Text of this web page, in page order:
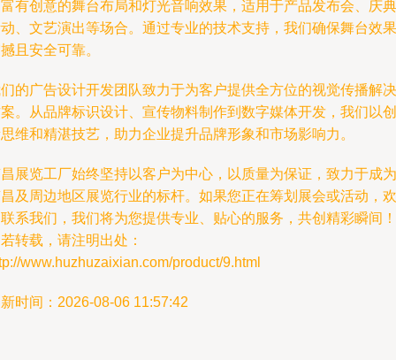
有创意的舞台布局和灯光音响效果，适用于产品发布会、庆典
、文艺演出等场合。通过专业的技术支持，我们确保舞台效果
且安全可靠。
的广告设计开发团队致力于为客户提供全方位的视觉传播解决
。从品牌标识设计、宣传物料制作到数字媒体开发，我们以创
维和精湛技艺，助力企业提升品牌形象和市场影响力。
展览工厂始终坚持以客户为中心，以质量为保证，致力于成为
及周边地区展览行业的标杆。如果您正在筹划展会或活动，欢
系我们，我们将为您提供专业、贴心的服务，共创精彩瞬间！
转载，请注明出处：
www.huzhuzaixian.com/product/9.html
时间：2026-08-06 11:57:42